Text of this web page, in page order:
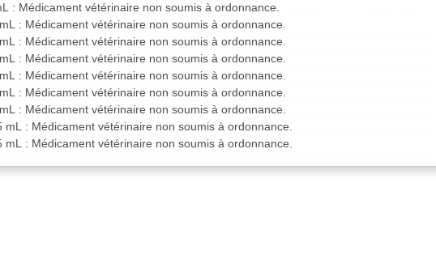
: Médicament vétérinaire non soumis à ordonnance.
: Médicament vétérinaire non soumis à ordonnance.
: Médicament vétérinaire non soumis à ordonnance.
: Médicament vétérinaire non soumis à ordonnance.
: Médicament vétérinaire non soumis à ordonnance.
: Médicament vétérinaire non soumis à ordonnance.
: Médicament vétérinaire non soumis à ordonnance.
: Médicament vétérinaire non soumis à ordonnance.
: Médicament vétérinaire non soumis à ordonnance.